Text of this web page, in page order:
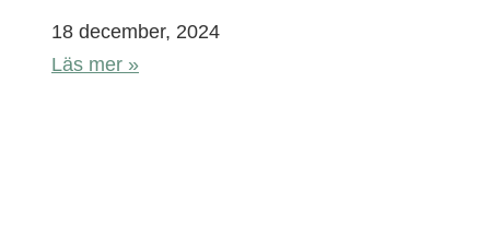
18 december, 2024
Läs mer »